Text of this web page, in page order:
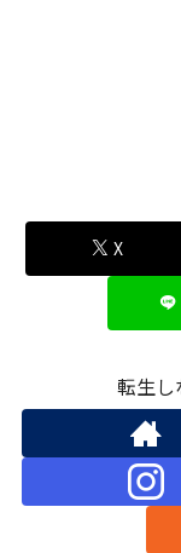
X
転生し